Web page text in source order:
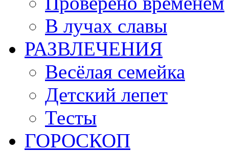
В лучах славы
РАЗВЛЕЧЕНИЯ
Весёлая семейка
Детский лепет
Тесты
ГОРОСКОП